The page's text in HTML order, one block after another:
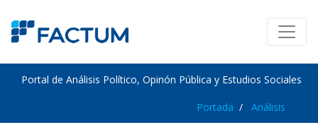
Portal de Análisis Político, Opinón Pública y Estudios Sociales
Portada Análisis